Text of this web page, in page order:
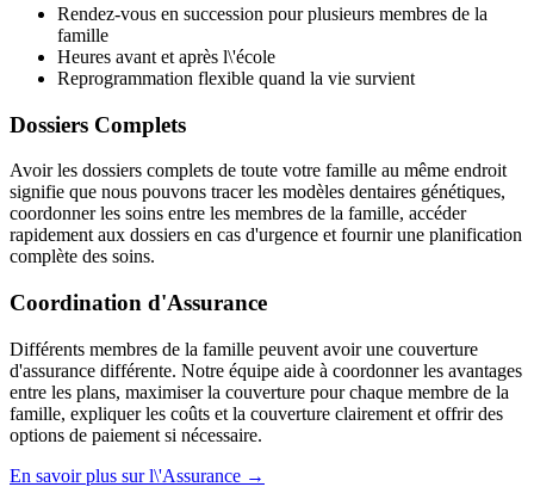
Rendez-vous en succession pour plusieurs membres de la
famille
Heures avant et après l\'école
Reprogrammation flexible quand la vie survient
Dossiers Complets
Avoir les dossiers complets de toute votre famille au même endroit
signifie que nous pouvons tracer les modèles dentaires génétiques,
coordonner les soins entre les membres de la famille, accéder
rapidement aux dossiers en cas d'urgence et fournir une planification
complète des soins.
Coordination d'Assurance
Différents membres de la famille peuvent avoir une couverture
d'assurance différente. Notre équipe aide à coordonner les avantages
entre les plans, maximiser la couverture pour chaque membre de la
famille, expliquer les coûts et la couverture clairement et offrir des
options de paiement si nécessaire.
En savoir plus sur l\'Assurance →